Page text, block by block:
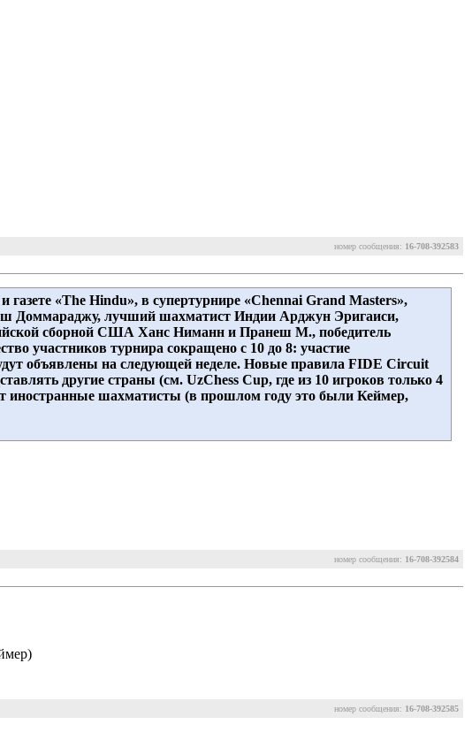
номер сообщения: 16-708-392583
«The Hindu», в супертурнире «Chennai Grand Masters»,
Доммараджу, лучший шахматист Индии Арджун Эригаиси,
сборной США Ханс Ниманн и Пранеш М., победитель
участников турнира сокращено с 10 до 8: участие
объявлены на следующей неделе. Новые правила FIDE Circuit
другие страны (см. UzChess Cup, где из 10 игроков только 4
иностранные шахматисты (в прошлом году это были Кеймер,
номер сообщения: 16-708-392584
номер сообщения: 16-708-392585